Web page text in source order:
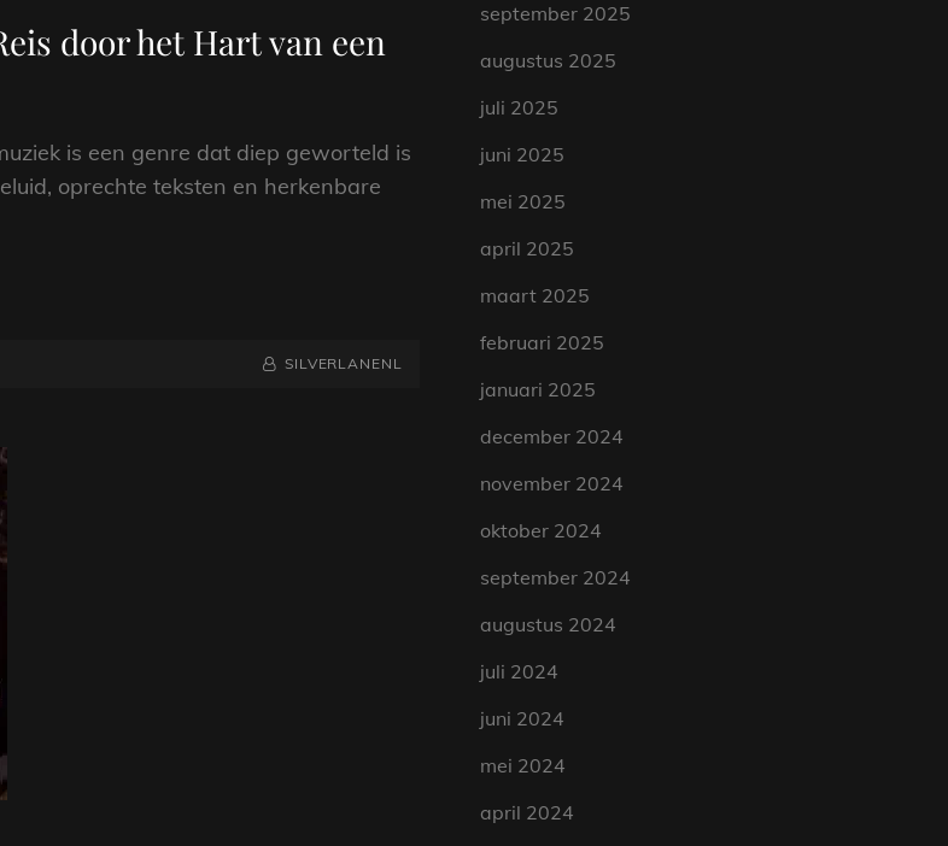
door het Hart van een
is een genre dat diep geworteld is
oprechte teksten en herkenbare
NAAMREGEL
BYLINE
SILVERLANENL
september 2025
augustus 2025
juli 2025
juni 2025
mei 2025
april 2025
maart 2025
februari 2025
januari 2025
december 2024
november 2024
oktober 2024
september 2024
augustus 2024
juli 2024
juni 2024
mei 2024
april 2024